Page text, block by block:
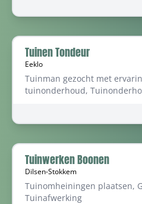
Tuinen Tondeur
Eeklo
Tuinman gezocht met
tuinonderhoud,
Tuinwerken Boonen
Dilsen-Stokkem
Tuinomheiningen plaatsen,
Tuinafwerking